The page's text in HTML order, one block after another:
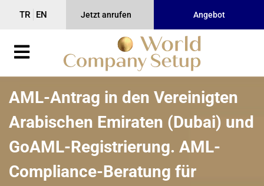
TR EN Jetzt anrufen Angebot
AML-Antrag in den Vereinigten
Arabischen Emiraten (Dubai) und
GoAML-Registrierung. AML-
Compliance-Beratung für